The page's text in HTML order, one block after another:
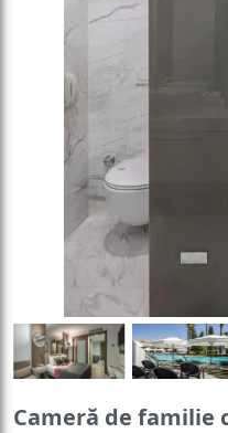
Cameră de familie